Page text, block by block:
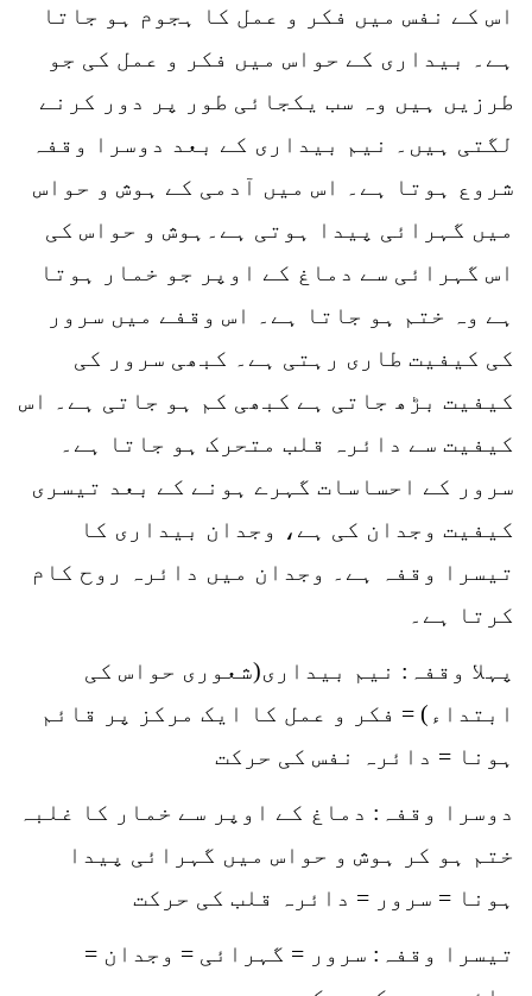
اس کے نفس میں فکر و عمل کا ہجوم ہو جاتا
ہے۔ بیداری کے حواس میں فکر و عمل کی جو
طرزیں ہیں وہ سب یکجائی طور پر دور کرنے
لگتی ہیں۔ نیم بیداری کے بعد دوسرا وقفہ
شروع ہوتا ہے۔ اس میں آدمی کے ہوش و حواس
میں گہرائی پیدا ہوتی ہے۔ہوش و حواس کی
اس گہرائی سے دماغ کے اوپر جو خمار ہوتا
ہے وہ ختم ہو جاتا ہے۔ اس وقفے میں سرور
کی کیفیت طاری رہتی ہے۔ کبھی سرور کی
کیفیت بڑھ جاتی ہے کبھی کم ہو جاتی ہے۔ اس
کیفیت سے دائرہ قلب متحرک ہو جاتا ہے۔
سرور کے احساسات گہرے ہونے کے بعد تیسری
کیفیت وجدان کی ہے، وجدان بیداری کا
تیسرا وقفہ ہے۔ وجدان میں دائرہ روح کام
کرتا ہے۔
پہلا وقفہ: نیم بیداری(شعوری حواس کی
ابتداء) = فکر و عمل کا ایک مرکز پر قائم
ہونا = دائرہ نفس کی حرکت
دوسرا وقفہ: دماغ کے اوپر سے خمار کا غلبہ
ختم ہو کر ہوش و حواس میں گہرائی پیدا
ہونا = سرور = دائرہ قلب کی حرکت
تیسرا وقفہ: سرور = گہرائی = وجدان =